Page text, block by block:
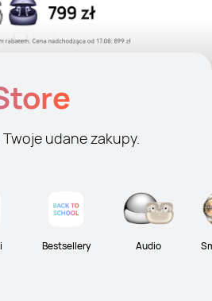
udane zakupy.
Bestsellery Audio